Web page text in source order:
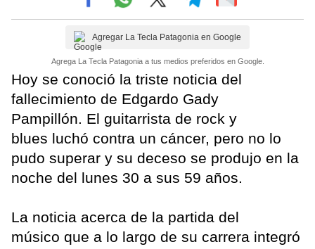
Agregar La Tecla Patagonia en Google
Agrega La Tecla Patagonia a tus medios preferidos en Google.
Hoy se conoció la triste noticia del
fallecimiento de Edgardo Gady
Pampillón. El guitarrista de rock y
blues luchó contra un cáncer, pero no lo
pudo superar y su deceso se produjo en la
noche del lunes 30 a sus 59 años.
La noticia acerca de la partida del
músico que a lo largo de su carrera integró